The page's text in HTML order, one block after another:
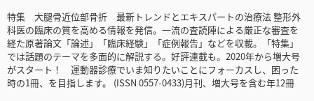
特集 大腿骨近位部骨折 最新トレンドとエキスパートの治療法 整形外
科医の臨床の質を高める情報を発信。一流の査読陣による厳正な審査を
経た原著論文「論述」「臨床経験」「症例報告」などを収載。「特集」
では話題のテーマを多面的に解説する。好評連載も。2020年から増大号
がスタート！ 運動器診療でいま知りたいことにフォーカスし、困った
時の1冊、を目指します。 (ISSN 0557-0433)月刊、増大号を含む年12冊